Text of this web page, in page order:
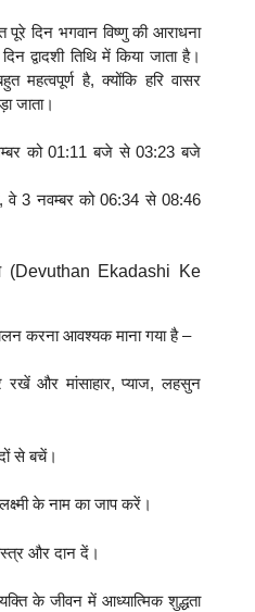
दिन भगवान विष्णु की आराधना
द्वादशी तिथि में किया जाता है।
महत्वपूर्ण है, क्योंकि हरि वासर
जाता।
को 01:11 बजे से 03:23 बजे
वे 3 नवम्बर को 06:34 से 08:46
(Devuthan Ekadashi Ke
करना आवश्यक माना गया है –
रखें और मांसाहार, प्याज, लहसुन
से बचें।
के नाम का जाप करें।
और दान दें।
के जीवन में आध्यात्मिक शुद्धता